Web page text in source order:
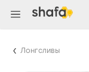
Лонгсливы